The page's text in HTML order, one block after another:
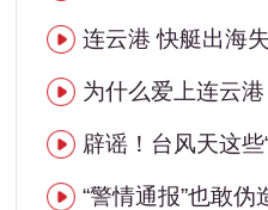
连云港 快艇出海
为什么爱上连云
辟谣！台风天这些
“警情通报”也敢伪